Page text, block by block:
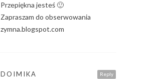
Przepiękna jesteś 🙂
Zapraszam do obserwowania
zymna.blogspot.com
Reply
DOIMIKA